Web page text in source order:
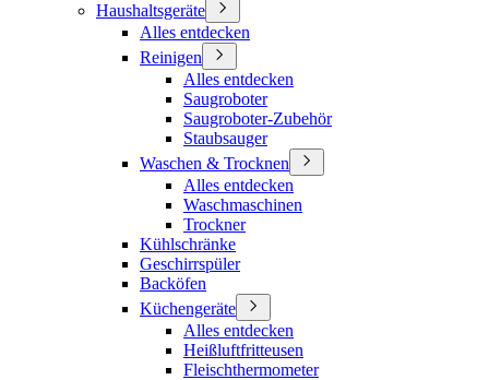
Haushaltsgeräte
Alles entdecken
Reinigen
Alles entdecken
Saugroboter
Saugroboter-Zubehör
Staubsauger
Waschen & Trocknen
Alles entdecken
Waschmaschinen
Trockner
Kühlschränke
Geschirrspüler
Backöfen
Küchengeräte
Alles entdecken
Heißluftfritteusen
Fleischthermometer